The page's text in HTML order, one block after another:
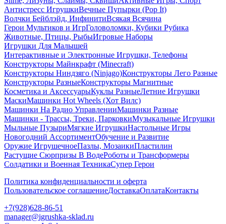
Антистресс ИгрушкиВечные Пупырки (Pop It)
Волчки Бейблэйд, ИнфинитиВсякая Всячина
Герои Мультиков и ИгрГоловоломки, Кубики Рубика
Животные, Птицы, РыбыИгровые Наборы
Игрушки Для Малышей
Интерактивные и Электронные Игрушки, Телефоны
Конструкторы Майнкрафт (Minecraft)
Конструкторы Ниндзяго (Ninjago)Конструкторы Лего Разные
Конструкторы РазныеКонструкторы Магнитные
Косметика и АксессуарыКуклы РазныеЛетние Игрушки
МаскиМашинки Hot Wheels (Хот Вилс)
Машинки На Радио УправленииМашинки Разные
Машинки - Трассы, Треки, ПарковкиМузыкальные Игрушки
Мыльные ПузыриМягкие ИгрушкиНастольные Игры
Новогодний АссортиментОбучение и Развитие
Оружие ИгрушечноеПазлы, МозаикиПластилин
Растущие Сюрпризы В ВодеРоботы и Трансформеры
Солдатики и Военная ТехникаСупер Герои
Политика конфиденциальности и оферта
Пользовательское соглашениеДоставкаОплатаКонтакты
+7(928)628-86-51
manager@igrushka-sklad.ru